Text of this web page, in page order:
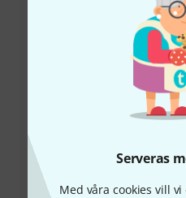
Serveras
Med våra cookies vill
Ha kundnumret i
Öppettider (CEST -